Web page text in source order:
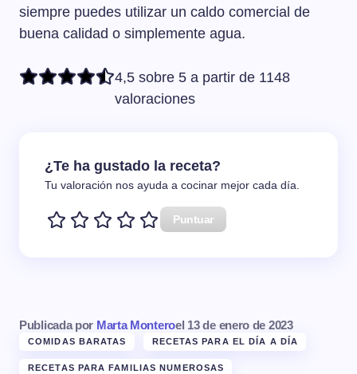
siempre puedes utilizar un caldo comercial de
buena calidad o simplemente agua.
4,5 sobre 5 a partir de 1148
valoraciones
¿Te ha gustado la receta?
Tu valoración nos ayuda a cocinar mejor cada día.
Puntuar
Publicada por Marta Monteroel 13 de enero de 2023
COMIDAS BARATAS RECETAS PARA EL DÍA A DÍA
RECETAS PARA FAMILIAS NUMEROSAS